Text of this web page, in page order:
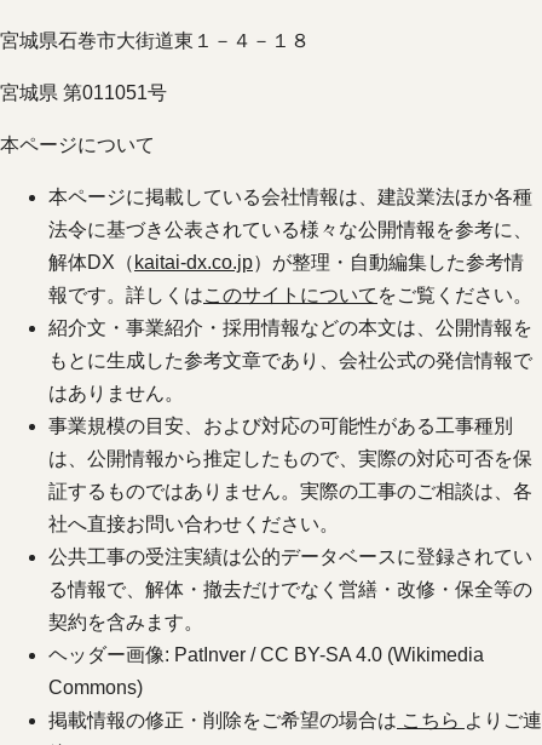
宮城県石巻市大街道東１－４－１８
宮城県 第011051号
本ページについて
本ページに掲載している会社情報は、建設業法ほか各種
法令に基づき公表されている様々な公開情報を参考に、
解体DX（ kaitai-dx.co.jp）が整理・自動編集した参考情
報です。詳しくはこのサイトについて をご覧ください。
紹介文・事業紹介・採用情報などの本文は、公開情報を
もとに生成した参考文章であり、会社公式の発信情報で
はありません。
事業規模の目安、および対応の可能性がある工事種別
は、公開情報から推定したもので、実際の対応可否を保
証するものではありません。実際の工事のご相談は、各
社へ直接お問い合わせください。
公共工事の受注実績は公的データベースに登録されてい
る情報で、解体・撤去だけでなく営繕・改修・保全等の
契約を含みます。
ヘッダー画像: PatInver / CC BY-SA 4.0 (Wikimedia
Commons)
掲載情報の修正・削除をご希望の場合は こちら よりご連